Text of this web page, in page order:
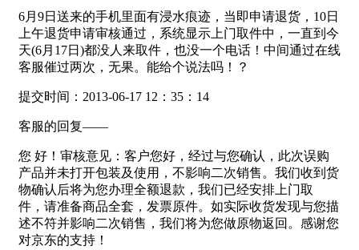
6月9日送来的手机里面有浸水痕迹，当即申请退货，10日
上午退货申请审核通过，系统显示上门取件中，一直到今
天(6月17日)都没人来取件，也没一个电话！中间通过在线
客服催过两次，无果。能给个说法吗！？
提交时间：2013-06-17 12：35：14
客服的回复——
您 好！审核意见：客户您好，经过与您确认，此次误购
产品并未打开包装及使用，不影响二次销售。我们收到货
物确认后将为您办理全额退款，我们已经安排上门取
件，请准备商品全套，发票原件。如实际收货发现与您描
述不符并影响二次销售，我们将为您做原物返回。感谢您
对京东的支持！